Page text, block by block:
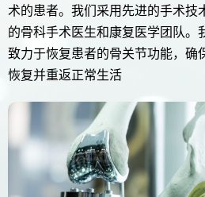
术的患者。我们采用先进的手术技
的骨科手术医生和康复医学团队。
致力于恢复患者的骨关节功能，确
恢复并重返正常生活